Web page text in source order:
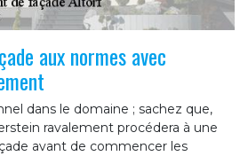
aux normes avec
dans le domaine ; sachez que,
ravalement procédera à une
avant de commencer les